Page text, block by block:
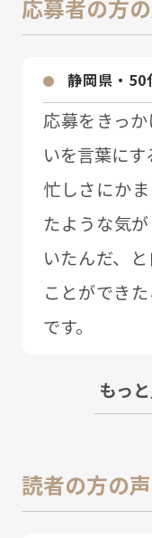
応募者の方
静岡県・50
応募をきっ
いを⾔葉にす
忙しさにか
たような気
いたんだ、
ことができ
です。
もっ
読者の方の声